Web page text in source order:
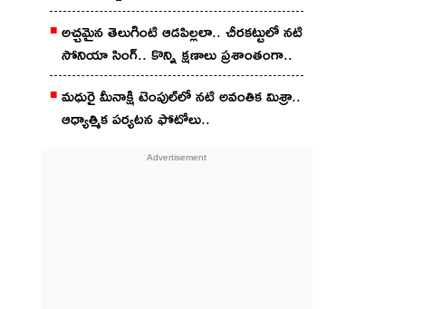
పెరిగిందంటే?
అచ్చ‌మైన తెలుగింటి ఆడ‌పిల్ల‌లా.. చీర‌క‌ట్టులో న‌టి
సోనియా సింగ్‌.. కొన్ని క్షణాలు ప్రశాంతంగా..
మధురై మీనాక్షి టెంపుల్‌లో న‌టి అవంతిక మిశ్రా..
ఆధ్యాత్మిక ప‌ర్య‌ట‌న ఫోటోలు..